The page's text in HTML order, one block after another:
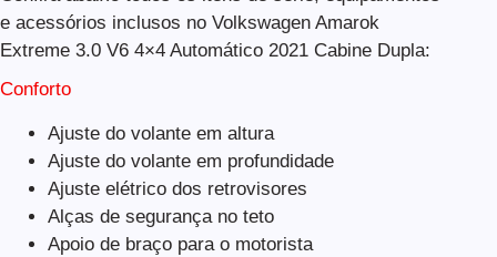
e acessórios inclusos no Volkswagen Amarok
Extreme 3.0 V6 4×4 Automático 2021 Cabine Dupla:
Conforto
Ajuste do volante em altura
Ajuste do volante em profundidade
Ajuste elétrico dos retrovisores
Alças de segurança no teto
Apoio de braço para o motorista